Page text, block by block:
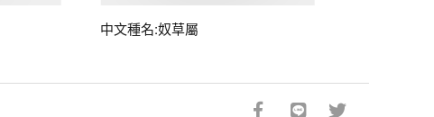
中文種名:奴草屬